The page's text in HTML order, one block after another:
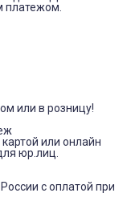
платежом.
или в розницу!
или онлайн
юр.лиц.
с оплатой при